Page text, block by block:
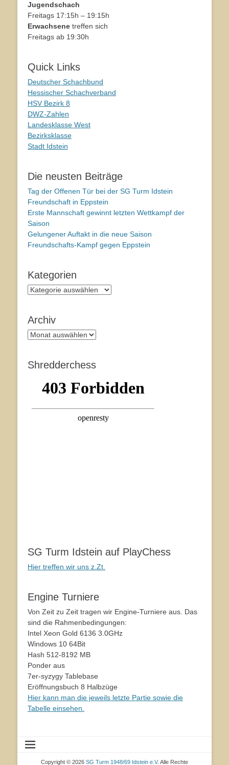
Jugendschach
Freitags 17:15h – 19:15h
Erwachsene treffen sich
Freitags ab 19:30h
Quick Links
Deutscher Schachbund
Hessischer Schachverband
HSV Bezirk 8
DWZ-Zahlen
Landesklasse West
Bezirksklasse
Stadt Idstein
Die neusten Beiträge
Tag der Offenen Tür bei der SG Turm Idstein
Freundschaft in Eppstein
Erste Mannschaft gewinnt letzten Wettkampf der
Saison
Gelungener Auftakt in die neue Saison
Freundschafts-Kampf gegen Eppstein
Kategorien
Kategorien
Archiv
Archiv
Shredderchess
SG Turm Idstein auf PlayChess
Hier treffen wir uns z.Zt.
Engine Turniere
Von Zeit zu Zeit tragen wir Engine-Turniere aus. Das
sind die Rahmenbedingungen:
Intel Xeon Gold 6136 3.0GHz
Windows 10 64Bit
Hash 512-8192 MB
Ponder aus
7er-syzygy Tablebase
Eröffnungsbuch 8 Halbzüge
Hier kann man die jeweils letzte Partie sowie die
Tabelle einsehen.
Copyright © 2026 SG Turm 1948/69 Idstein e.V. Alle Rechte